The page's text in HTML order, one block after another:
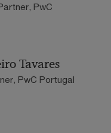
PwC
Tavares
PwC Portugal